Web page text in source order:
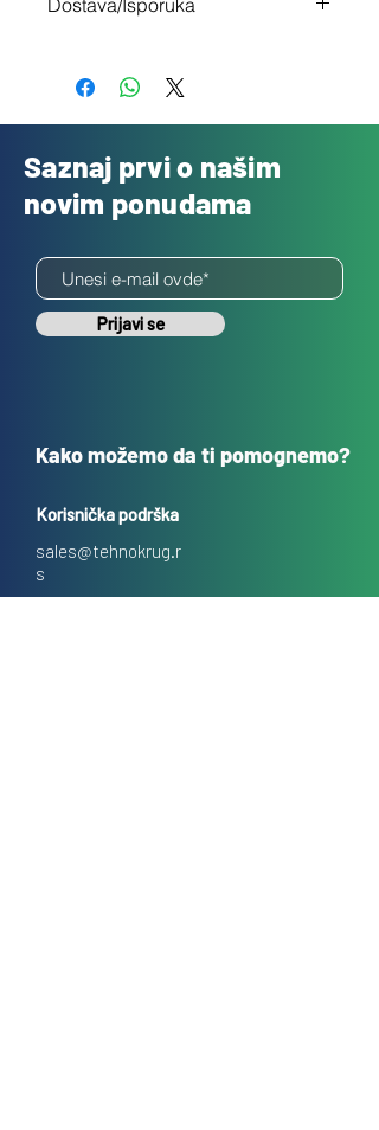
nisi zadovoljan
Dostava/Isporuka
Saznaj prvi o našim
novim ponudama
Prijavi se
Kako možemo da ti pomognemo?
Korisnička podrška
sales@tehnokrug.r
s